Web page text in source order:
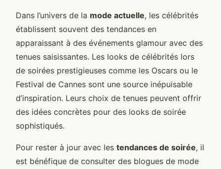
Dans l’univers de la mode actuelle, les célébrités
établissent souvent des tendances en
apparaissant à des événements glamour avec des
tenues saisissantes. Les looks de célébrités lors
de soirées prestigieuses comme les Oscars ou le
Festival de Cannes sont une source inépuisable
d’inspiration. Leurs choix de tenues peuvent offrir
des idées concrètes pour des looks de soirée
sophistiqués.
Pour rester à jour avec les tendances de soirée, il
est bénéfique de consulter des blogues de mode